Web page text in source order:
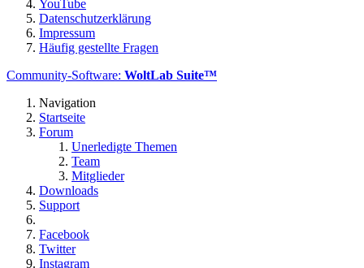
YouTube
Datenschutzerklärung
Impressum
Häufig gestellte Fragen
Community-Software: WoltLab Suite™
Navigation
Startseite
Forum
Unerledigte Themen
Team
Mitglieder
Downloads
Support
Facebook
Twitter
Instagram